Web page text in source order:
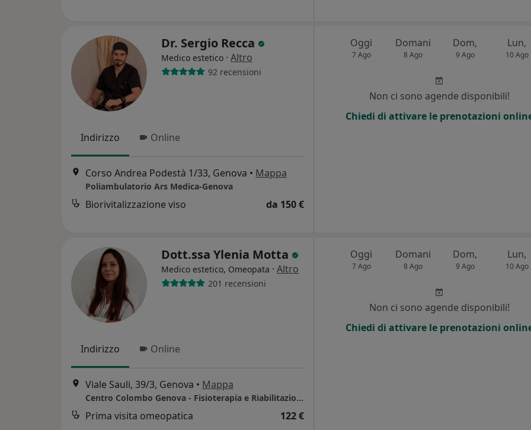
Dr. Sergio Recca
Medico estetico · Altro
92 recensioni
Indirizzo Online
Corso Andrea Podestà 1/33, Genova • Mappa
Poliambulatorio Ars Medica-Genova
Biorivitalizzazione viso da 150 €
Oggi
7 Ago
Domani
8 Ago
Dom,
9 Ago
Lun,
10 Ago
Non ci sono agende disponibili!
Chiedi di attivare le prenotazioni
Dott.ssa Ylenia Motta
Medico estetico, Omeopata · Altro
201 recensioni
Indirizzo Online
Viale Sauli, 39/3, Genova • Mappa
Centro Colombo Genova - Fisioterapia e Riabilitazione
Prima visita omeopatica 122 €
Oggi
7 Ago
Domani
8 Ago
Dom,
9 Ago
Lun,
10 Ago
Non ci sono agende disponibili!
Chiedi di attivare le prenotazioni